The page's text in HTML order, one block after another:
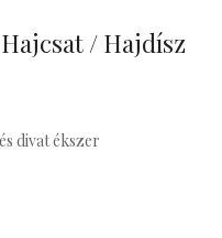
/ Hajdísz
divat ékszer